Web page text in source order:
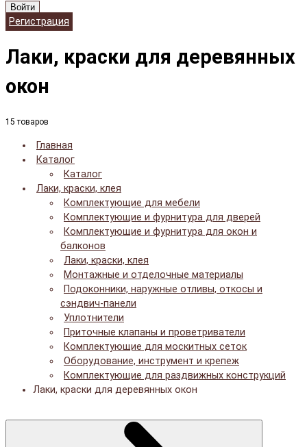
Войти
Регистрация
Лаки, краски для деревянных
окон
15 товаров
Главная
Каталог
Каталог
Лаки, краски, клея
Комплектующие для мебели
Комплектующие и фурнитура для дверей
Комплектующие и фурнитура для окон и
балконов
Лаки, краски, клея
Монтажные и отделочные материалы
Подоконники, наружные отливы, откосы и
сэндвич-панели
Уплотнители
Приточные клапаны и проветриватели
Комплектующие для москитных сеток
Оборудование, инструмент и крепеж
Комплектующие для раздвижных конструкций
Лаки, краски для деревянных окон